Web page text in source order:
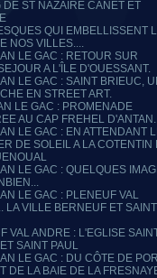
DE ST NAZAIRE CANET ET
QUI EMBELLISSENT
NOS VILLES....
LE GAC : RETOUR SUR
A L'ÎLE D'OUESSANT.
LE GAC : SAINT BRIEUC,
EN STREET ART.
LE GAC : PROMENADE
AU CAP FREHEL
LE GAC : EN ATTENDANT
DE SOLEIL A LA COTENTIN
LE GAC : QUELQUES
LE GAC : PLENEUF VAL
LA VILLE BERNEUF ET SAINT
VAL ANDRE : L'EGLISE
SAINT PAUL
LE GAC : DU CÔTE DE
DE LA BAIE DE LA